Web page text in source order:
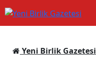
Yeni Birlik Gazetesi